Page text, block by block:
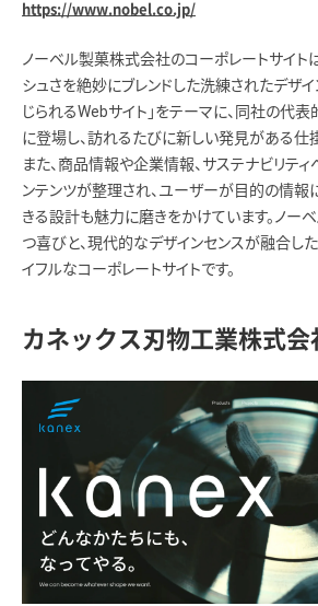
https://www.nobel.co.jp/
ノーベル製菓株式会社のコーポレートサイト
シュさを絶妙にブレンドした洗練されたデザイ
じられるWebサイト」をテーマに、同社の代
に登場し、訪れるたびに新しい発見がある仕
また、商品情報や企業情報、サステナビリティ
ンテンツが整理され、ユーザーが目的の情報
きる設計も魅力に磨きをかけています。​ノー
つ喜びと、現代的なデザインセンスが融合した
イフルなコーポレートサイトです。
カネックス刃物工業株式会